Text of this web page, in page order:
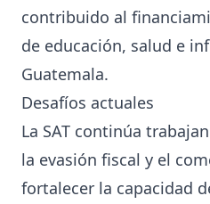
contribuido al
de educación, salud e
Guatemala.
Desafíos actuales
La SAT continúa
la evasión fiscal y el
fortalecer la capacidad